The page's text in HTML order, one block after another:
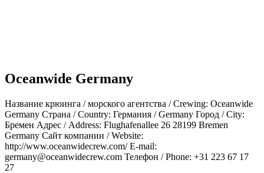
Oceanwide Germany
Название крюинга / морского агентства / Crewing: Oceanwide
Germany Страна / Country: Германия / Germany Город / City:
Бремен Адрес / Address: Flughafenallee 26 28199 Bremen
Germany Сайт компании / Website:
http://www.oceanwidecrew.com/ E-mail:
germany@oceanwidecrew.com Телефон / Phone: +31 223 67 17
27